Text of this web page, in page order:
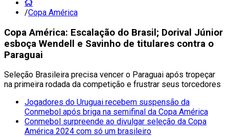
/Copa América
Copa América: Escalação do Brasil; Dorival Júnior
esboça Wendell e Savinho de titulares contra o
Paraguai
Seleção Brasileira precisa vencer o Paraguai após tropeçar
na primeira rodada da competição e frustrar seus torcedores
Jogadores do Uruguai recebem suspensão da
Conmebol após briga na semifinal da Copa América
Conmebol surpreende ao divulgar seleção da Copa
América 2024 com só um brasileiro